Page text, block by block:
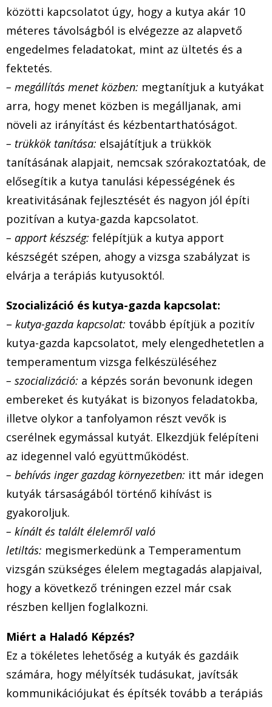
közötti kapcsolatot úgy, hogy a kutya akár 10
méteres távolságból is elvégezze az alapvető
engedelmes feladatokat, mint az ültetés és a
fektetés.
– megállítás menet közben: megtanítjuk a kutyákat
arra, hogy menet közben is megálljanak, ami
növeli az irányítást és kézbentarthatóságot.
– trükkök tanítása: elsajátítjuk a trükkök
tanításának alapjait, nemcsak szórakoztatóak, de
elősegítik a kutya tanulási képességének és
kreativitásának fejlesztését és nagyon jól építi
pozitívan a kutya-gazda kapcsolatot.
– apport készség: felépítjük a kutya apport
készségét szépen, ahogy a vizsga szabályzat is
elvárja a terápiás kutyusoktól.
Szocializáció és kutya-gazda kapcsolat:
– kutya-gazda kapcsolat: tovább építjük a pozitív
kutya-gazda kapcsolatot, mely elengedhetetlen a
temperamentum vizsga felkészüléséhez
– szocializáció: a képzés során bevonunk idegen
embereket és kutyákat is bizonyos feladatokba,
illetve olykor a tanfolyamon részt vevők is
cserélnek egymással kutyát. Elkezdjük felépíteni
az idegennel való együttműködést.
– behívás inger gazdag környezetben: itt már idegen
kutyák társaságából történő kihívást is
gyakoroljuk.
– kínált és talált élelemről való
letiltás: megismerkedünk a Temperamentum
vizsgán szükséges élelem megtagadás alapjaival,
hogy a következő tréningen ezzel már csak
részben kelljen foglalkozni.
Miért a Haladó Képzés?
Ez a tökéletes lehetőség a kutyák és gazdáik
számára, hogy mélyítsék tudásukat, javítsák
kommunikációjukat és építsék tovább a terápiás